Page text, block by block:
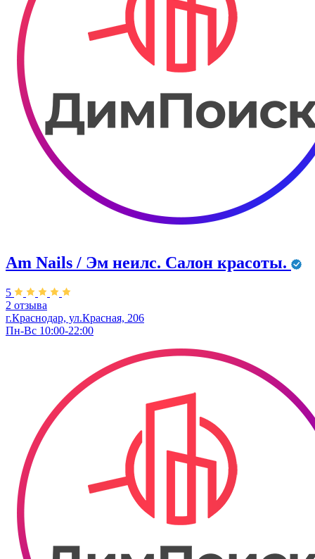
Am Nails / Эм неилс. Салон красоты.
5
2 отзыва
г.Краснодар, ул.Красная, 206
Пн-Вс 10:00-22:00